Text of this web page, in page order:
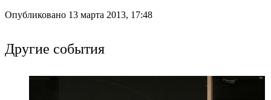
Опубликовано 13 марта 2013, 17:48
Другие события